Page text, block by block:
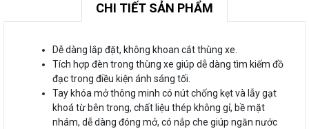
CHI TIẾT SẢN PHẨM
Dễ dàng lắp đặt, không khoan cắt thùng xe.
Tích hợp đèn trong thùng xe giúp dễ dàng tìm kiếm đồ
đạc trong điều kiện ánh sáng tối.
Tay khóa mở thông minh có nút chống kẹt và lẫy gạt
khoá từ bên trong, chất liệu thép không gỉ, bề mặt
nhám, dễ dàng đóng mở, có nắp che giúp ngăn nước